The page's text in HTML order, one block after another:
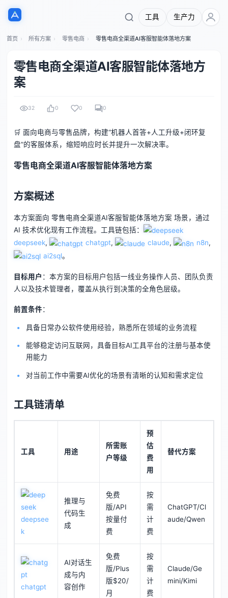
工具 生产力
首页 所有方案 零售电商 零售电商全渠道AI客服智能体落地方案
零售电商全渠道AI客服智能体落地方
案
32 0 0 0
🛒 面向电商与零售品牌，构建“机器人首答+人工升级+闭环复
盘”的客服体系，缩短响应时长并提升一次解决率。
零售电商全渠道AI客服智能体落地方案
方案概述
本方案面向 零售电商全渠道AI客服智能体落地方案 场景，通过
AI 技术优化现有工作流程。工具链包括：
deepseek, chatgpt, claude, n8n,
ai2sql。
目标用户 ：本方案的目标用户包括一线业务操作人员、团队负责
人以及技术管理者，覆盖从执行到决策的全角色层级。
前置条件：
具备日常办公软件使用经验，熟悉所在领域的业务流程
能够稳定访问互联网，具备目标AI工具平台的注册与基本使
用能力
对当前工作中需要AI优化的场景有清晰的认知和需求定位
工具链清单
工具 用途
所需账
户等级
预
估
费
用
替代方案
deepsee
k
推理与
代码生
成
免费
版/API
按量付
费
按
需
计
费
ChatGPT/Cl
aude/Qwen
chatgpt
AI对话生
成与内
容创作
免费
版/Plus
版$20/
月
按
需
计
费
Claude/Ge
mini/Kimi